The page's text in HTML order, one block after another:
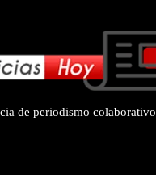
de periodismo colaborativo